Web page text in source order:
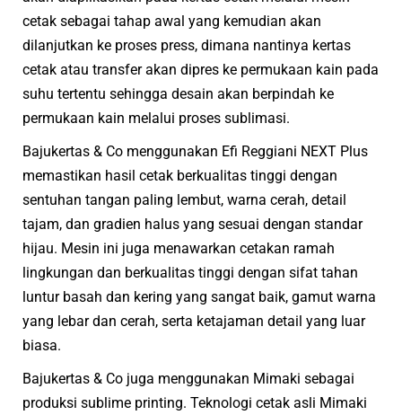
cetak sebagai tahap awal yang kemudian akan
dilanjutkan ke proses press, dimana nantinya kertas
cetak atau transfer akan dipres ke permukaan kain pada
suhu tertentu sehingga desain akan berpindah ke
permukaan kain melalui proses sublimasi.
Bajukertas & Co menggunakan Efi Reggiani NEXT Plus
memastikan hasil cetak berkualitas tinggi dengan
sentuhan tangan paling lembut, warna cerah, detail
tajam, dan gradien halus yang sesuai dengan standar
hijau. Mesin ini juga menawarkan cetakan ramah
lingkungan dan berkualitas tinggi dengan sifat tahan
luntur basah dan kering yang sangat baik, gamut warna
yang lebar dan cerah, serta ketajaman detail yang luar
biasa.
Bajukertas & Co juga menggunakan Mimaki sebagai
produksi sublime printing. Teknologi cetak asli Mimaki